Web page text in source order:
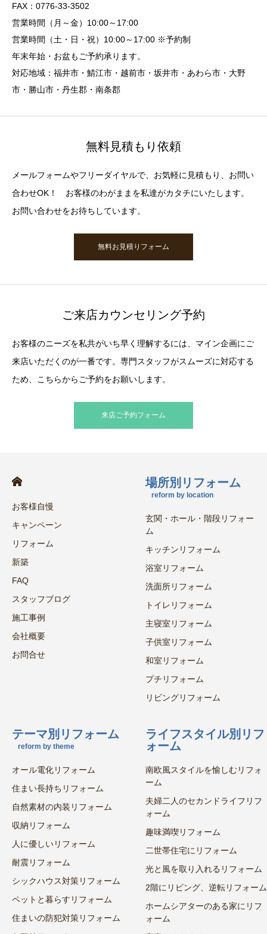
FAX：0776-33-3502
営業時間（月～金）10:00～17:00
営業時間（土・日・祝）10:00～17:00 ※予約制
年末年始・お盆もご予約承ります。
対応地域：福井市・鯖江市・越前市・坂井市・あわら市・大野
市・勝山市・丹生郡・南条郡
無料見積もり依頼
メールフォームやフリーダイヤルで、お気軽に見積もり、お問い
合わせOK！ お客様のわがままを私達がカタチにいたします。
お問い合わせをお待ちしています。
無料お見積りフォーム
ご来店カウンセリング予約
お客様のニーズを私共がいち早く理解するには、マイン企画にご
来店いただくのが一番です。専門スタッフがスムーズに対応する
ため、こちらからご予約をお願いします。
来店ご予約フォーム
お客様自慢
キャンペーン
リフォーム
新築
FAQ
スタッフブログ
施工事例
会社概要
お問合せ
場所別リフォーム
reform by location
玄関・ホール・階段リフォー
ム
キッチンリフォーム
浴室リフォーム
洗面所リフォーム
トイレリフォーム
主寝室リフォーム
子供室リフォーム
和室リフォーム
プチリフォーム
リビングリフォーム
テーマ別リフォーム
reform by theme
オール電化リフォーム
住まい長持ちリフォーム
自然素材の内装リフォーム
収納リフォーム
人に優しいリフォーム
耐震リフォーム
シックハウス対策リフォーム
ペットと暮らすリフォーム
住まいの防犯対策リフォーム
ライフスタイル別リフ
ォーム
南欧風スタイルを愉しむリフォ
ーム
夫婦二人のセカンドライフリフ
ォーム
趣味満喫リフォーム
二世帯住宅にリフォーム
光と風を取り入れるリフォーム
2階にリビング、逆転リフォーム
ホームシアターのある家にリフ
ォーム